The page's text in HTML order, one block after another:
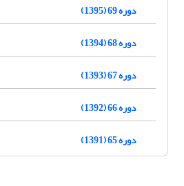
دوره 69 (1395)
دوره 68 (1394)
دوره 67 (1393)
دوره 66 (1392)
دوره 65 (1391)